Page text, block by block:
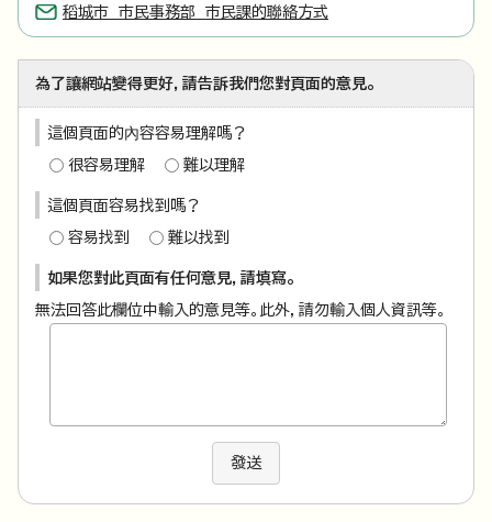
稻城市 市民事務部 市民課的聯絡方式
為了讓網站變得更好，請告訴我們您對頁面的意見。
這個頁面的內容容易理解嗎？
很容易理解 難以理解
這個頁面容易找到嗎？
容易找到 難以找到
如果您對此頁面有任何意見，請填寫。
無法回答此欄位中輸入的意見等。此外，請勿輸入個人資訊等。
發送